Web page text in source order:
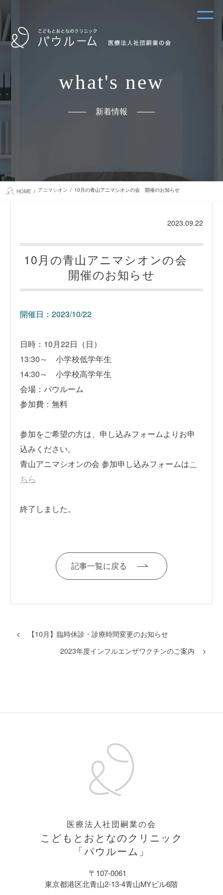
what's new
新着情報
HOME アニマシオン 10月の青山アニマシオンの会 開催のお知らせ
2023.09.22
10月の青山アニマシオンの会
開催のお知らせ
開催日：2023/10/22
日時：10月22日（日）
13:30～ 小学校低学年生
14:30～ 小学校高学年生
会場：パウルーム
参加費：無料
参加をご希望の方は、申し込みフォームよりお申
込みください。
青山アニマシオンの会 参加申し込みフォームはこ
ちら
終了しました。
記事一覧に戻る
【10月】臨時休診・診療時間変更のお知らせ
2023年度インフルエンザワクチンのご案内
医療法人社団嗣業の会
こどもとおとなのクリニック
「パウルーム」
〒107-0061
東京都港区北青山2-13-4青山MYビル6階